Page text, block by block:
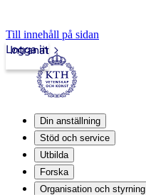
Till innehåll på sidan
Intranät
Logga in
Din anställning
Stöd och service
Utbilda
Forska
Organisation och styrning